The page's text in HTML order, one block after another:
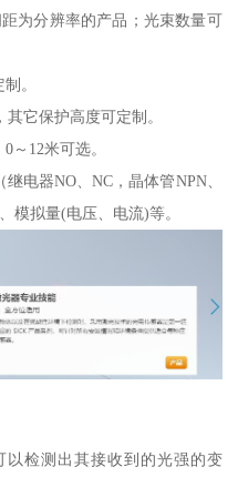
为分辨率的产品；光束数量可
。
它保护高度可定制。
～12米可选。
电器NO、NC，晶体管NPN、
模拟量(电压、电流)等。
检测出其接收到的光强的变